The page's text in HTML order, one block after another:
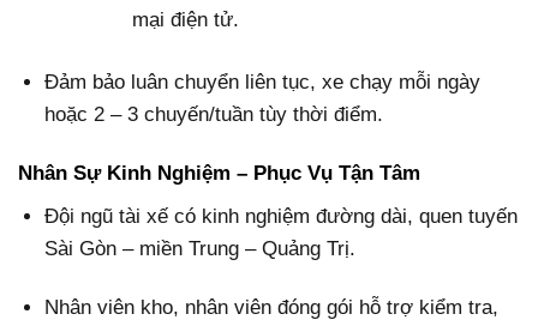
mại điện tử.
Đảm bảo luân chuyển liên tục, xe chạy mỗi ngày
hoặc 2 – 3 chuyến/tuần tùy thời điểm.
Nhân Sự Kinh Nghiệm – Phục Vụ Tận Tâm
Đội ngũ tài xế có kinh nghiệm đường dài, quen tuyến
Sài Gòn – miền Trung – Quảng Trị.
Nhân viên kho, nhân viên đóng gói hỗ trợ kiểm tra,